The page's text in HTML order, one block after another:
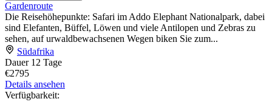
Gardenroute
Die Reisehöhepunkte: Safari im Addo Elephant Nationalpark, dabei
sind Elefanten, Büffel, Löwen und viele Antilopen und Zebras zu
sehen, auf urwaldbewachsenen Wegen biken Sie zum...
Südafrika
Dauer 12 Tage
€2795
Details ansehen
Verfügbarkeit: